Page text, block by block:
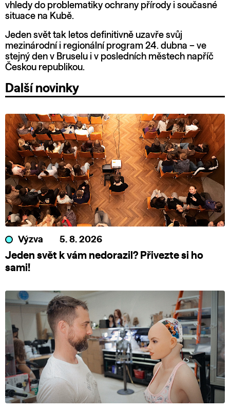
vhledy do problematiky ochrany přírody i současné
situace na Kubě.
Jeden svět tak letos definitivně uzavře svůj
mezinárodní i regionální program 24. dubna – ve
stejný den v Bruselu i v posledních městech napříč
Českou republikou.
Další novinky
Výzva 5. 8. 2026
Jeden svět k vám nedorazil? Přivezte si ho
sami!